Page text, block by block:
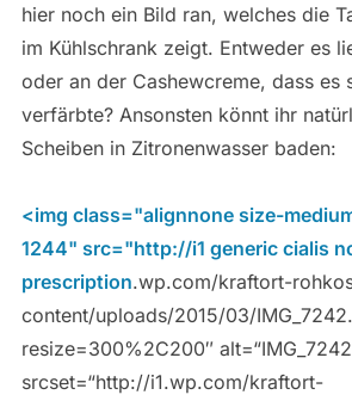
hier noch ein Bild ran, welches die
im Kühlschrank zeigt. Entweder es
oder an der Cashewcreme, dass es
verfärbte? Ansonsten könnt ihr
Scheiben in Zitronenwasser baden:
<img class="alignnone size-
1244" src="http://i1 generic cialis
prescription.wp.com/kraftort-
content/uploads/2015/03/
resize=300%2C200″
srcset=“http://i1.wp.com/kraftort-